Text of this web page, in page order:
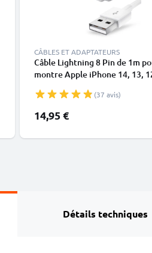
CÂBLES ET ADAPTATEURS
Câble Lightning 8 Pin de 1m
montre Apple iPhone 14, 13,
blanc en
(37 avis)
14,95 €
Détails techniques